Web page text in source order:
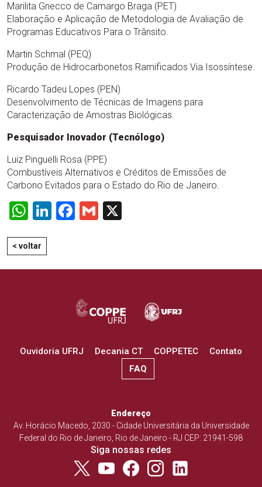
Marilita Gnecco de Camargo Braga (PET)
Elaboração e Aplicação de Metodologia de Avaliação de
Programas Educativos Para o Trânsito.
Martin Schmal (PEQ)
Produção de Hidrocarbonetos Ramificados Via Isossíntese.
Ricardo Tadeu Lopes (PEN)
Desenvolvimento de Técnicas de Imagens para
Caracterização de Amostras Biológicas.
Pesquisador Inovador (Tecnólogo)
Luiz Pinguelli Rosa (PPE)
Combustíveis Alternativos e Créditos de Emissões de
Carbono Evitados para o Estado do Rio de Janeiro.
WhatsApp
LinkedIn
Facebook
Gmail
< voltar
Ouvidoria UFRJ Decania CT COPPETEC
Contato
FAQ
Endereço
Av. Horácio Macedo, 2030 - Cidade Universitária da Universidade
Federal do Rio de Janeiro, Rio de Janeiro - RJ CEP: 21941-598
Siga nossas redes